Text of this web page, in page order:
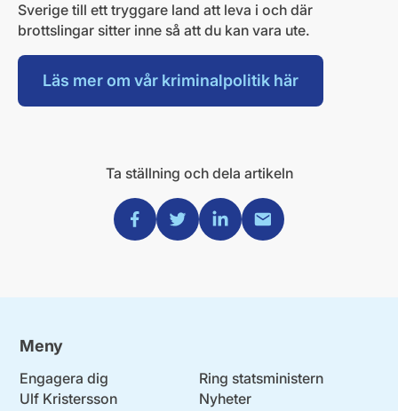
Sverige till ett tryggare land att leva i och där
brottslingar sitter inne så att du kan vara ute.
Läs mer om vår kriminalpolitik här
Ta ställning och dela artikeln
Dela via Facebook
Dela via Twitter
Dela via Linkedin
Dela via Mail
Meny
Engagera dig
Ulf Kristersson
Ring statsministern
Nyheter